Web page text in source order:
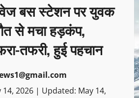
बस स्टेशन पर युवक
से मचा हड़कंप,
तफरी, हुई पहचान
14, 2026 | Updated: May 14,